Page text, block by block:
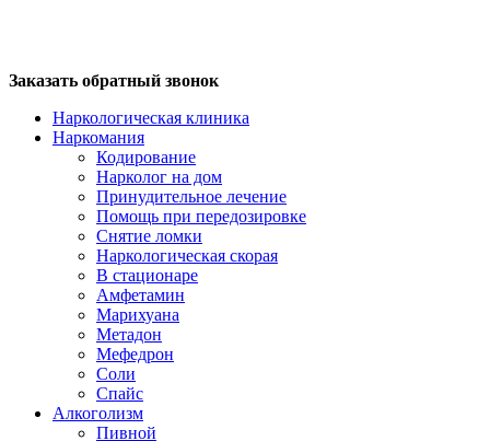
Заказать обратный звонок
Наркологическая клиника
Наркомания
Кодирование
Нарколог на дом
Принудительное лечение
Помощь при передозировке
Снятие ломки
Наркологическая скорая
В стационаре
Амфетамин
Марихуана
Метадон
Мефедрон
Соли
Спайс
Алкоголизм
Пивной